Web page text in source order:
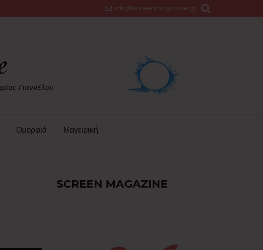
info@screenmagazine.gr
Ομορφιά Μαγειρική
SCREEN MAGAZINE